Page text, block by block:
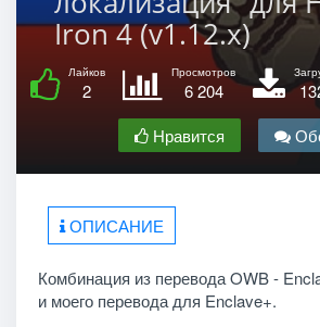
Iron 4 (v1.12.x)
Лайков
2
Просмотров
6 204
Нравится
ОПИСАНИЕ
Комбинация из перевода OWB -
и моего перевода для Enclave+.